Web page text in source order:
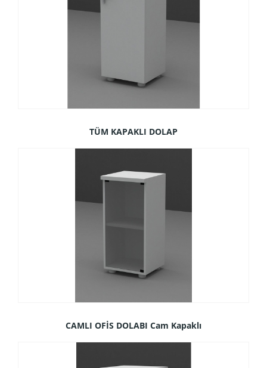
TÜM KAPAKLI DOLAP
CAMLI OFİS DOLABI Cam Kapaklı